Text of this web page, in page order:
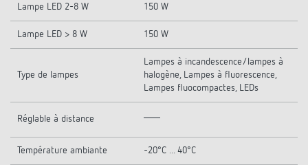
Lampe LED 2-8 W 150 W
Lampe LED > 8 W 150 W
Type de lampes
Lampes à incandescence/lampes à
halogène, Lampes à fluorescence,
Lampes fluocompactes, LEDs
Réglable à distance
Température ambiante -20°C ... 40°C